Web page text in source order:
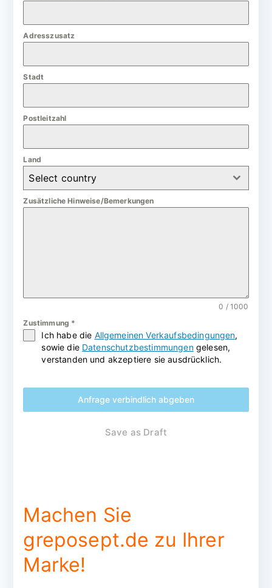
m
a
y
Adresszusatz
Stadt
Postleitzahl
Land
Select country
Zusätzliche Hinweise/Bemerkungen
0 / 1000
Zustimmung *
Ich habe die Allgemeinen Verkaufsbedingungen,
sowie die Datenschutzbestimmungengelesen,
verstanden und akzeptiere sie ausdrücklich.
Anfrage verbindlich abgeben
Save as Draft
Machen Sie
greposept.de zu Ihrer
Marke!